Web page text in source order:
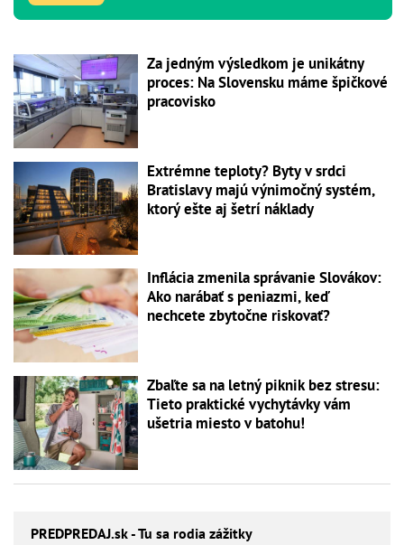
Za jedným výsledkom je unikátny
proces: Na Slovensku máme špičkové
pracovisko
Extrémne teploty? Byty v srdci
Bratislavy majú výnimočný systém,
ktorý ešte aj šetrí náklady
Inflácia zmenila správanie Slovákov:
Ako narábať s peniazmi, keď
nechcete zbytočne riskovať?
Zbaľte sa na letný piknik bez stresu:
Tieto praktické vychytávky vám
ušetria miesto v batohu!
PREDPREDAJ.sk - Tu sa rodia zážitky